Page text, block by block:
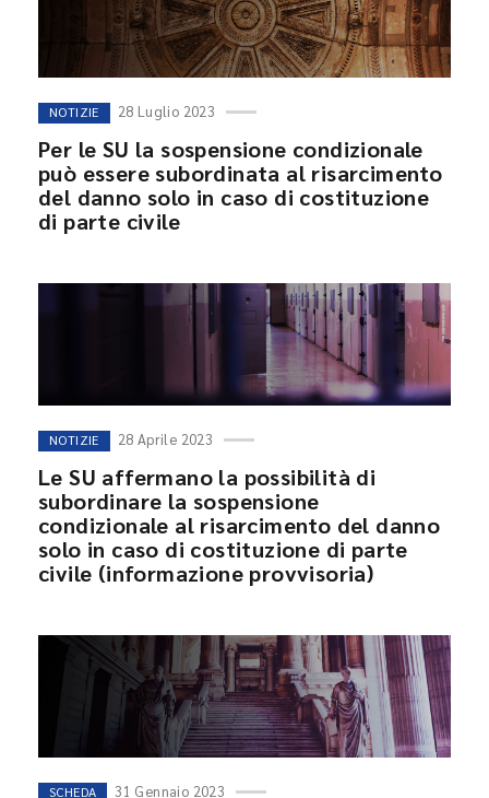
NOTIZIE 28 Luglio 2023
Per le SU la sospensione condizionale
può essere subordinata al risarcimento
del danno solo in caso di costituzione
di parte civile
NOTIZIE 28 Aprile 2023
Le SU affermano la possibilità di
subordinare la sospensione
condizionale al risarcimento del danno
solo in caso di costituzione di parte
civile (informazione provvisoria)
SCHEDA 31 Gennaio 2023